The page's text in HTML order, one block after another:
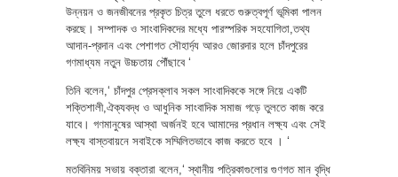
উন্নয়ন ও জনজীবনের প্রকৃত চিত্র তুলে ধরতে গুরুত্বপূর্ণ ভূমিকা পালন
করছে। সম্পাদক ও সাংবাদিকদের মধ্যে পারস্পরিক সহযোগিতা,তথ্য
আদান-প্রদান এবং পেশাগত সৌহার্দ্য আরও জোরদার হলে চাঁদপুরের
গণমাধ্যম নতুন উচ্চতায় পৌঁছাবে ‘
তিনি বলেন,‘ চাঁদপুর প্রেসক্লাব সকল সাংবাদিককে সঙ্গে নিয়ে একটি
শক্তিশালী,ঐক্যবদ্ধ ও আধুনিক সাংবাদিক সমাজ গড়ে তুলতে কাজ করে
যাবে। গণমানুষের আস্থা অর্জনই হবে আমাদের প্রধান লক্ষ্য এবং সেই
লক্ষ্য বাস্তবায়নে সবাইকে সম্মিলিতভাবে কাজ করতে হবে । ‘
মতবিনিময় সভায় বক্তারা বলেন,‘ স্থানীয় পত্রিকাগুলোর গুণগত মান বৃদ্ধি